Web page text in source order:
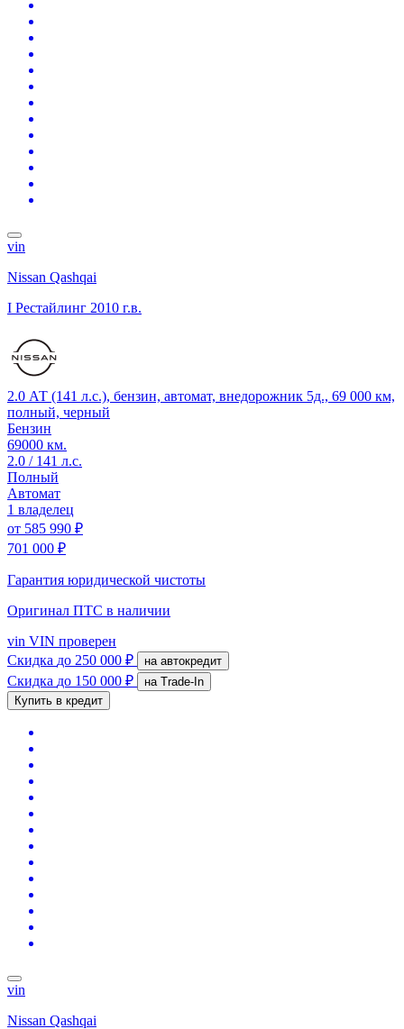
vin
Nissan Qashqai
I Рестайлинг 2010 г.в.
2.0 АТ (141 л.с.), бензин, автомат, внедорожник 5д., 69 000 км,
полный, черный
Бензин
69000 км.
2.0 / 141 л.с.
Полный
Автомат
1 владелец
от 585 990 ₽
701 000 ₽
Гарантия юридической чистоты
Оригинал ПТС в наличии
vin VIN проверен
Скидка до 250 000 ₽ на автокредит
Скидка до 150 000 ₽
на Trade-In
Купить в кредит
vin
Nissan Qashqai